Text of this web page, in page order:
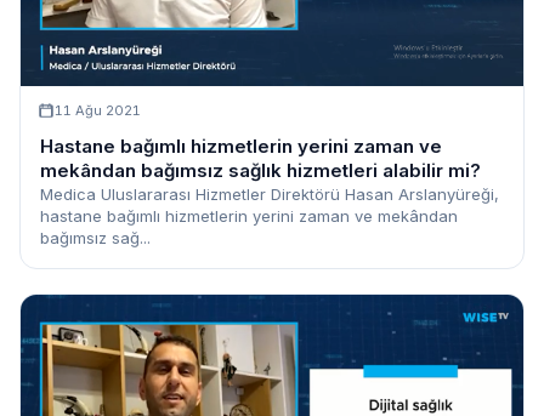
11 Ağu 2021
Hastane bağımlı hizmetlerin yerini zaman ve
mekândan bağımsız sağlık hizmetleri alabilir mi?
Medica Uluslararası Hizmetler Direktörü Hasan Arslanyüreği,
hastane bağımlı hizmetlerin yerini zaman ve mekândan
bağımsız sağ...